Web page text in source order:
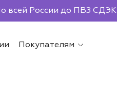
всей России до ПВЗ СДЭК
Покупателям